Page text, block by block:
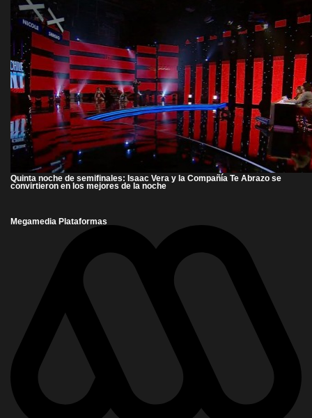
Quinta noche de semifinales: Isaac Vera y la Compañía Te Abrazo se
convirtieron en los mejores de la noche
Megamedia Plataformas